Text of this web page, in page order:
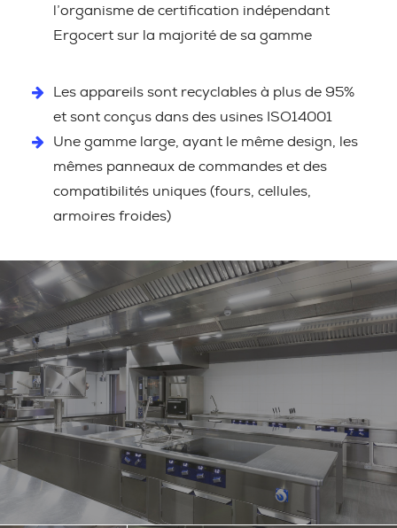
l’organisme de certification indépendant
Ergocert sur la majorité de sa gamme
Les appareils sont recyclables à plus de 95%
et sont conçus dans des usines ISO14001
Une gamme large, ayant le même design, les
mêmes panneaux de commandes et des
compatibilités uniques (fours, cellules,
armoires froides)